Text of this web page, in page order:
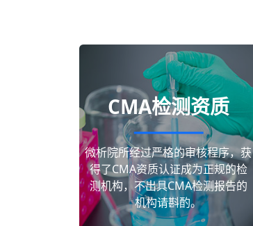
CMA检测资质
微析院所经过严格的审核程序，获
得了CMA资质认证成为正规的检
测机构，不出具CMA检测报告的
机构请斟酌。